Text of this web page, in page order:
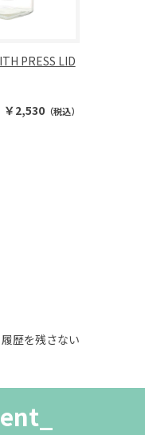
PRESS LID
￥2,530（税込）
履歴を残さない